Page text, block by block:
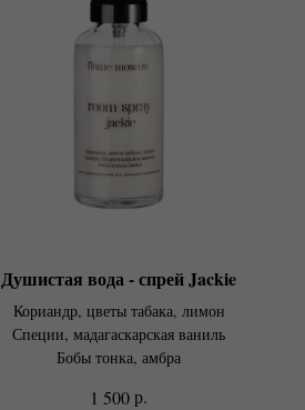
Душистая вода - спрей Jackie
Кориандр, цветы табака, лимон
Специи, мадагаскарская ваниль
Бобы тонка, амбра
1 500р.